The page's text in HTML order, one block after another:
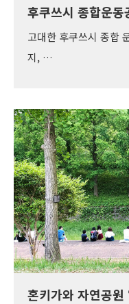
후쿠쓰시 종합운동
고대한 후쿠쓰시 종합
지, …
혼키가와 자연공원